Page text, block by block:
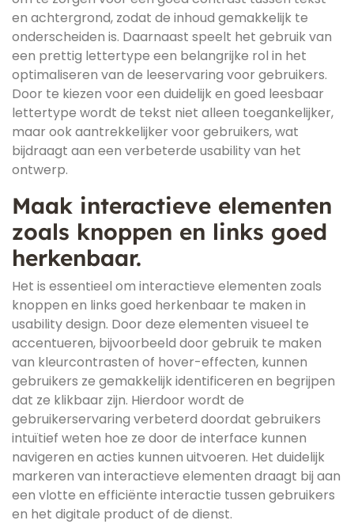
en achtergrond, zodat de inhoud gemakkelijk te
onderscheiden is. Daarnaast speelt het gebruik van
een prettig lettertype een belangrijke rol in het
optimaliseren van de leeservaring voor gebruikers.
Door te kiezen voor een duidelijk en goed leesbaar
lettertype wordt de tekst niet alleen toegankelijker,
maar ook aantrekkelijker voor gebruikers, wat
bijdraagt aan een verbeterde usability van het
ontwerp.
Maak interactieve elementen
zoals knoppen en links goed
herkenbaar.
Het is essentieel om interactieve elementen zoals
knoppen en links goed herkenbaar te maken in
usability design. Door deze elementen visueel te
accentueren, bijvoorbeeld door gebruik te maken
van kleurcontrasten of hover-effecten, kunnen
gebruikers ze gemakkelijk identificeren en begrijpen
dat ze klikbaar zijn. Hierdoor wordt de
gebruikerservaring verbeterd doordat gebruikers
intuïtief weten hoe ze door de interface kunnen
navigeren en acties kunnen uitvoeren. Het duidelijk
markeren van interactieve elementen draagt bij aan
een vlotte en efficiënte interactie tussen gebruikers
en het digitale product of de dienst.